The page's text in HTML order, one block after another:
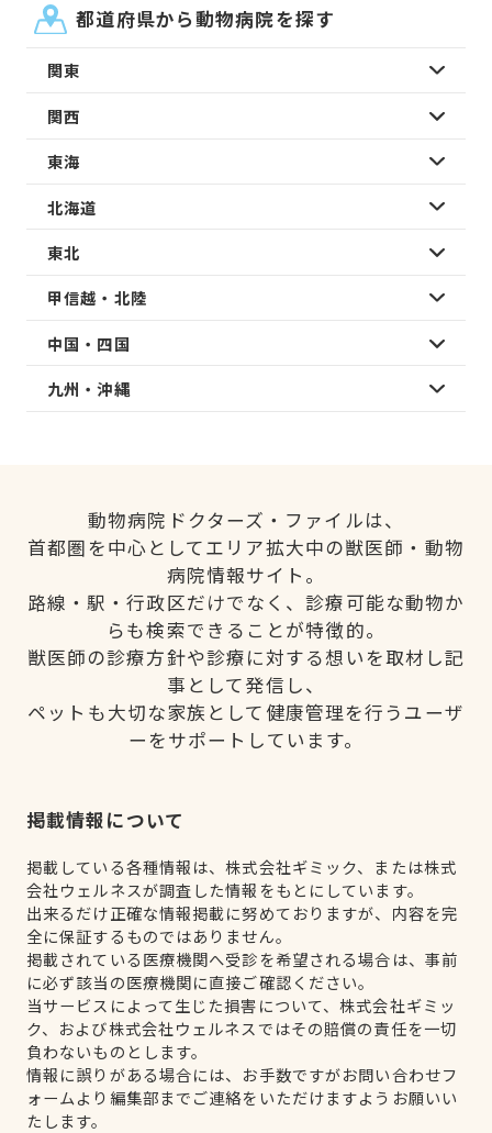
都道府県から動物病院を探す
関東
関西
東海
北海道
東北
甲信越・北陸
中国・四国
九州・沖縄
動物病院ドクターズ・ファイルは、
首都圏を中心としてエリア拡大中の獣医師・動物
病院情報サイト。
路線・駅・行政区だけでなく、診療可能な動物か
らも検索できることが特徴的。
獣医師の診療方針や診療に対する想いを取材し記
事として発信し、
ペットも大切な家族として健康管理を行うユーザ
ーをサポートしています。
掲載情報について
掲載している各種情報は、株式会社ギミック、または株式
会社ウェルネスが調査した情報をもとにしています。
出来るだけ正確な情報掲載に努めておりますが、内容を完
全に保証するものではありません。
掲載されている医療機関へ受診を希望される場合は、事前
に必ず該当の医療機関に直接ご確認ください。
当サービスによって生じた損害について、株式会社ギミッ
ク、および株式会社ウェルネスではその賠償の責任を一切
負わないものとします。
情報に誤りがある場合には、お手数ですがお問い合わせフ
ォームより編集部までご連絡をいただけますようお願いい
たします。